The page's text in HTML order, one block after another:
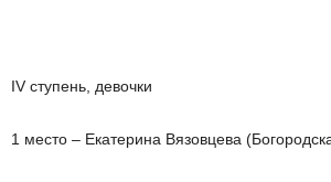
IV ступень, девочки
1 место – Екатерина Вязовцева